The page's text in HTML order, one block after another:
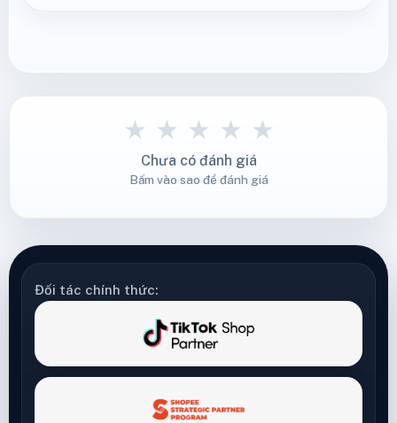
★ ★ ★ ★ ★
Chưa có đánh giá
Bấm vào sao để đánh giá
Đối tác chính thức: